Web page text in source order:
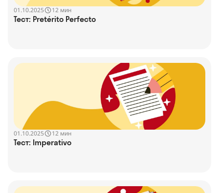
01.10.2025 12 мин
Тест: Pretérito Perfecto
01.10.2025 12 мин
Тест: Imperativo